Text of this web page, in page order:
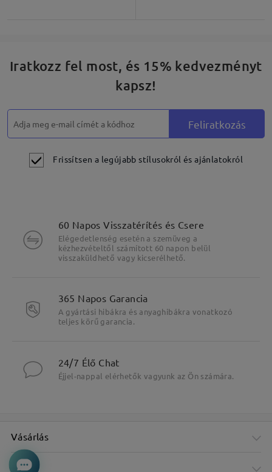
Iratkozz fel most, és 15% kedvezményt
kapsz!
Feliratkozás
Frissítsen a legújabb stílusokról és ajánlatokról
60 Napos Visszatérítés és Csere
Elégedetlenség esetén a szemüveg a
kézhezvételtől számított 60 napon belül
visszaküldhető vagy kicserélhető.
365 Napos Garancia
A gyártási hibákra és anyaghibákra vonatkozó
teljes körű garancia.
24/7 Élő Chat
Éjjel-nappal elérhetők vagyunk az Ön számára.
Vásárlás
Cég